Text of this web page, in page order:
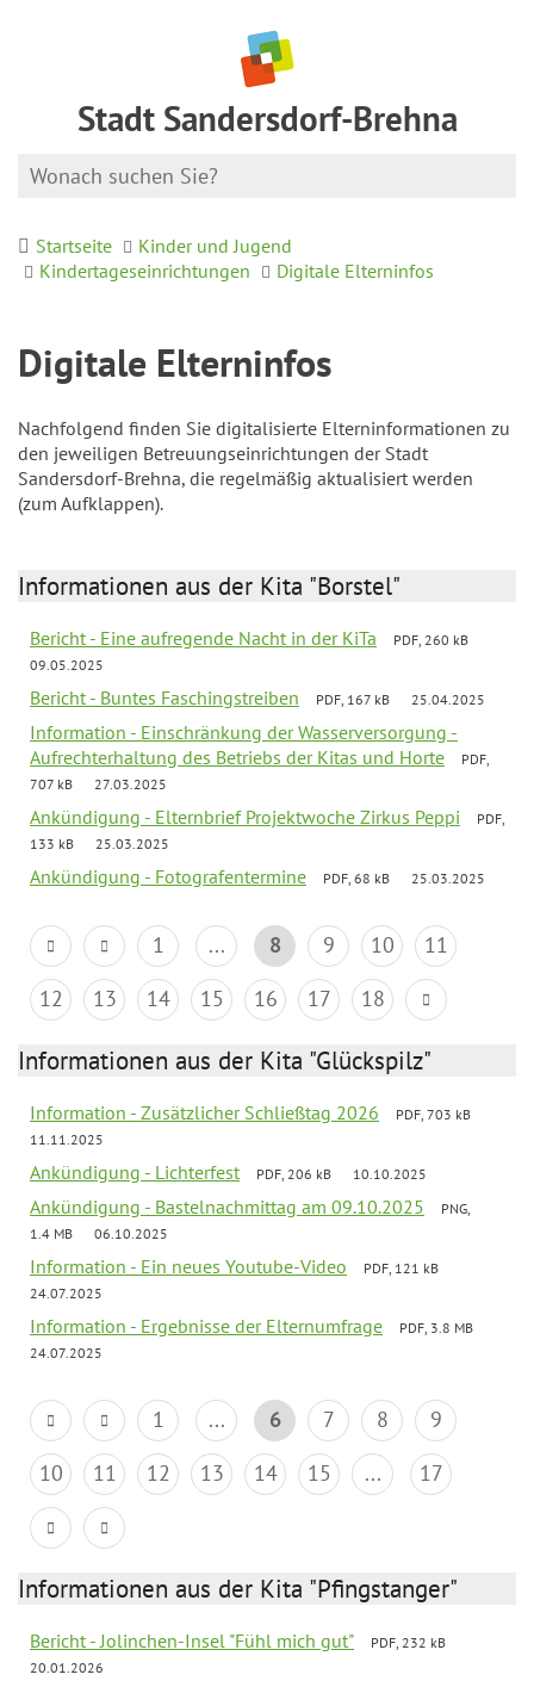
Stadt Sandersdorf-Brehna
Startseite
Kinder und Jugend
Kindertageseinrichtungen
Digitale Elterninfos
Digitale Elterninfos
Nachfolgend finden Sie digitalisierte Elterninformationen zu
den jeweiligen Betreuungseinrichtungen der Stadt
Sandersdorf-Brehna, die regelmäßig aktualisiert werden
(zum Aufklappen).
Informationen aus der Kita "Borstel"
Bericht - Eine aufregende Nacht in der KiTa
PDF, 260 kB
09.05.2025
Bericht - Buntes Faschingstreiben PDF, 167 kB 25.04.2025
Information - Einschränkung der Wasserversorgung -
Aufrechterhaltung des Betriebs der Kitas und Horte
PDF,
707 kB
27.03.2025
Ankündigung - Elternbrief Projektwoche Zirkus Peppi
PDF,
133 kB
25.03.2025
Ankündigung - Fotografentermine PDF, 68 kB 25.03.2025
1 ... 8 9 10
11
12
13 14 15 16 17 18
Informationen aus der Kita "Glückspilz"
Information - Zusätzlicher Schließtag 2026
PDF, 703 kB
11.11.2025
Ankündigung - Lichterfest PDF, 206 kB 10.10.2025
Ankündigung - Bastelnachmittag am 09.10.2025
PNG,
1.4 MB
06.10.2025
Information - Ein neues Youtube-Video
PDF, 121 kB
24.07.2025
Information - Ergebnisse der Elternumfrage
PDF, 3.8 MB
24.07.2025
1 ... 6 7 8
9
10
11 12 13 14 15 ... 17
Informationen aus der Kita "Pfingstanger"
Bericht - Jolinchen-Insel "Fühl mich gut"
PDF, 232 kB
20.01.2026